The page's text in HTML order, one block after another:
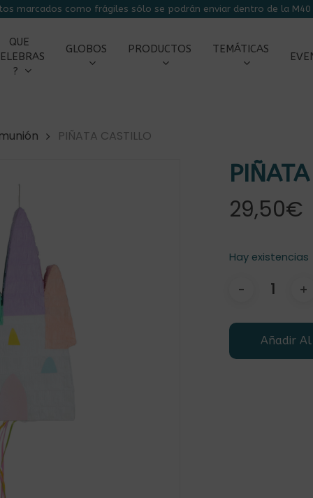
marcados como frágiles sólo se podrán enviar dentro de la M40
QUE
?
GLOBOS PRODUCTOS TEMÁTICAS
PIÑATA CASTILLO
29,50€
Hay existencias
Añadir